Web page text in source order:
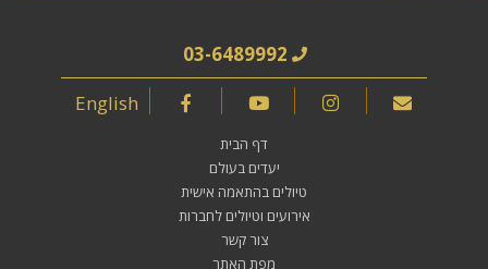
03-6489992
English
דף הבית
יעדים בעולם
טיולים בהתאמה אישית
אירועים וטיולים לחברות
צור קשר
מפת האתר